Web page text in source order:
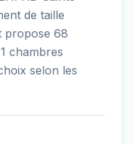
de taille
propose 68
chambres
selon les